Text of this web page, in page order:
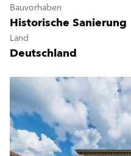
Bauvorhaben
Historische Sanierung
Land
Deutschland